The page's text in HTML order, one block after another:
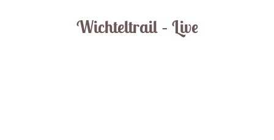
Wichteltrail – Live